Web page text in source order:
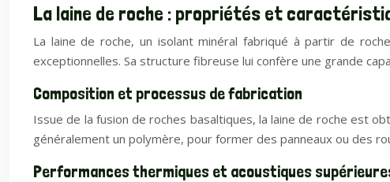
La laine de roche : propriétés et
La laine de roche, un isolant minéral fabriqué à partir de
exceptionnelles. Sa structure fibreuse lui confère une grande
Composition et processus de fabrication
Issue de la fusion de roches basaltiques, la laine de roche est
généralement un polymère, pour former des panneaux ou des
Performances thermiques et acoustiques